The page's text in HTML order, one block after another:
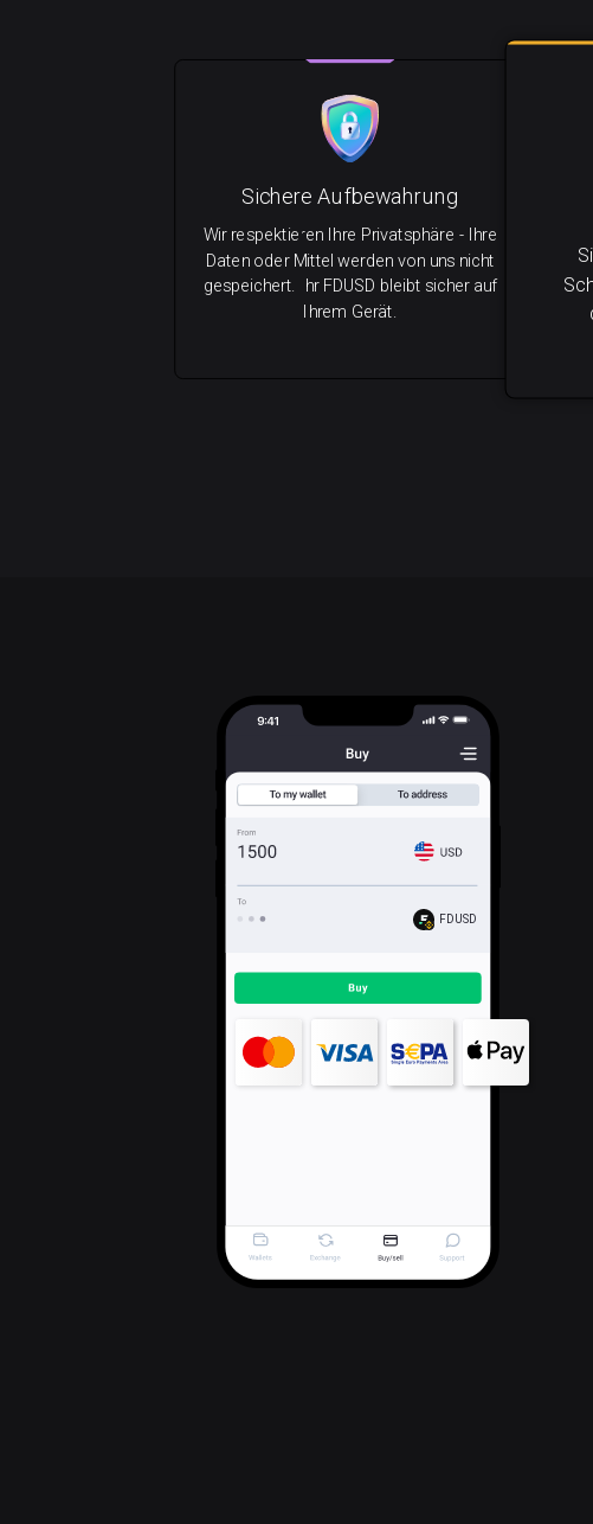
Sichere Aufbewahrung
Wir respektieren Ihre Privatsphäre - Ihre
Daten oder Mittel werden von uns nicht
gespeichert. Ihr FDUSD bleibt sicher auf
Ihrem Gerät.
FDUSD